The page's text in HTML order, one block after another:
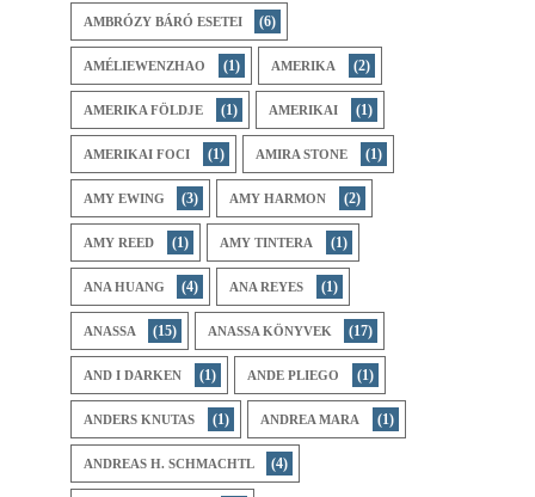
AMBRÓZY BÁRÓ ESETEI (6)
AMÉLIEWENZHAO (1) AMERIKA (2)
AMERIKA FÖLDJE (1) AMERIKAI (1)
AMERIKAI FOCI (1) AMIRA STONE (1)
AMY EWING (3) AMY HARMON (2)
AMY REED (1) AMY TINTERA (1)
ANA HUANG (4) ANA REYES (1)
ANASSA (15) ANASSA KÖNYVEK (17)
AND I DARKEN (1) ANDE PLIEGO (1)
ANDERS KNUTAS (1) ANDREA MARA (1)
ANDREAS H. SCHMACHTL (4)